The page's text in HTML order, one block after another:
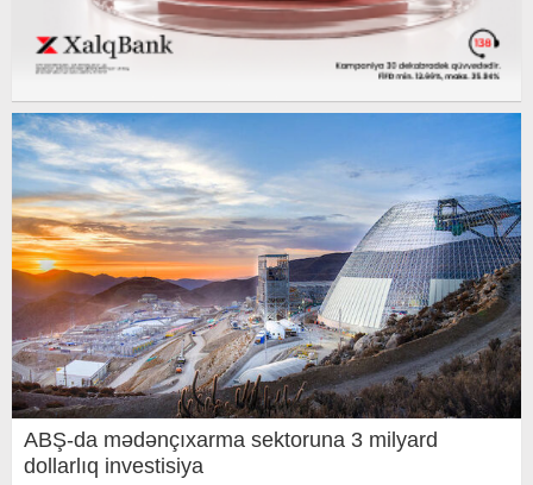
ABŞ-da mədənçıxarma sektoruna 3 milyard
dollarlıq investisiya